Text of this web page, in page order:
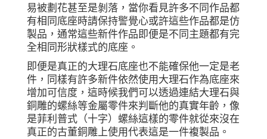
易被劃花甚至是剝落，當你看見許多不同作品都
有相同底座時請保持警覺心或許這些作品都是仿
製品，通常這些新件作品即便是不同主題都有完
全相同形狀樣式的底座。
即便是真正的大理石底座也不能確保他一定是老
件，同樣有許多新件依然使用大理石作為底座來
增加可信度，這時候我們可以透過連結大理石與
銅雕的螺絲等金屬零件來判斷他的真實年齡，像
是菲利普式（十字）螺絲這樣的零件就從來沒在
真正的古董銅雕上使用代表這是一件複製品。